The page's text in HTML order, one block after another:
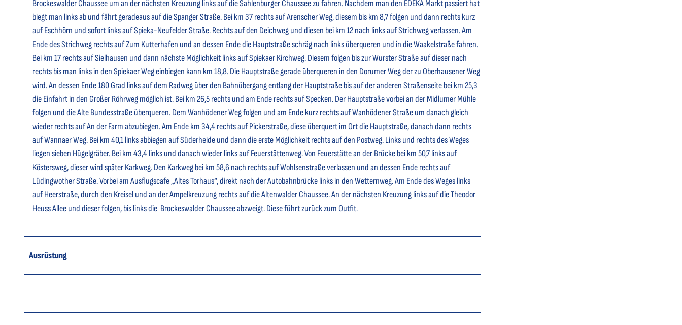
Brockeswalder Chaussee um an der nächsten Kreuzung links auf die Sahlenburger Chaussee zu fahren. Nachdem man den EDEKA Markt passiert hat
biegt man links ab und fährt geradeaus auf die Spanger Straße. Bei km 37 rechts auf Arenscher Weg, diesem bis km 8,7 folgen und dann rechts kurz
auf Eschhörn und sofort links auf Spieka-Neufelder Straße. Rechts auf den Deichweg und diesen bei km 12 nach links auf Strichweg verlassen. Am
Ende des Strichweg rechts auf Zum Kutterhafen und an dessen Ende die Hauptstraße schräg nach links überqueren und in die Waakelstraße fahren.
Bei km 17 rechts auf Sielhausen und dann nächste Möglichkeit links auf Spiekaer Kirchweg. Diesem folgen bis zur Wurster Straße auf dieser nach
rechts bis man links in den Spiekaer Weg einbiegen kann km 18,8. Die Hauptstraße gerade überqueren in den Dorumer Weg der zu Oberhausener Weg
wird. An dessen Ende 180 Grad links auf dem Radweg über den Bahnübergang entlang der Hauptstraße bis auf der anderen Straßenseite bei km 25,3
die Einfahrt in den Großer Röhrweg möglich ist. Bei km 26,5 rechts und am Ende rechts auf Specken. Der Hauptstraße vorbei an der Midlumer Mühle
folgen und die Alte Bundesstraße überqueren. Dem Wanhödener Weg folgen und am Ende kurz rechts auf Wanhödener Straße um danach gleich
wieder rechts auf An der Farm abzubiegen. Am Ende km 34,4 rechts auf Pickerstraße, diese überquert im Ort die Hauptstraße, danach dann rechts
auf Wannaer Weg. Bei km 40,1 links abbiegen auf Süderheide und dann die erste Möglichkeit rechts auf den Postweg. Links und rechts des Weges
liegen sieben Hügelgräber. Bei km 43,4 links und danach wieder links auf Feuerstättenweg. Von Feuerstätte an der Brücke bei km 50,7 links auf
Köstersweg, dieser wird später Karkweg. Den Karkweg bei km 58,6 nach rechts auf Wohlsenstraße verlassen und an dessen Ende rechts auf
Lüdingwother Straße. Vorbei am Ausflugscafe „Altes Torhaus“, direkt nach der Autobahnbrücke links in den Wetternweg. Am Ende des Weges links
auf Heerstraße, durch den Kreisel und an der Ampelkreuzung rechts auf die Altenwalder Chaussee. An der nächsten Kreuzung links auf die Theodor
Heuss Allee und dieser folgen, bis links die Brockeswalder Chaussee abzweigt. Diese führt zurück zum Outfit.
Ausrüstung